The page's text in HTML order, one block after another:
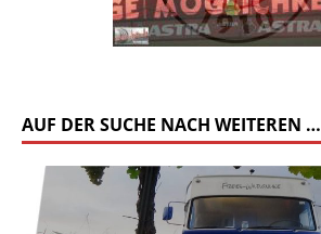
AUF DER SUCHE NACH WEITEREN …